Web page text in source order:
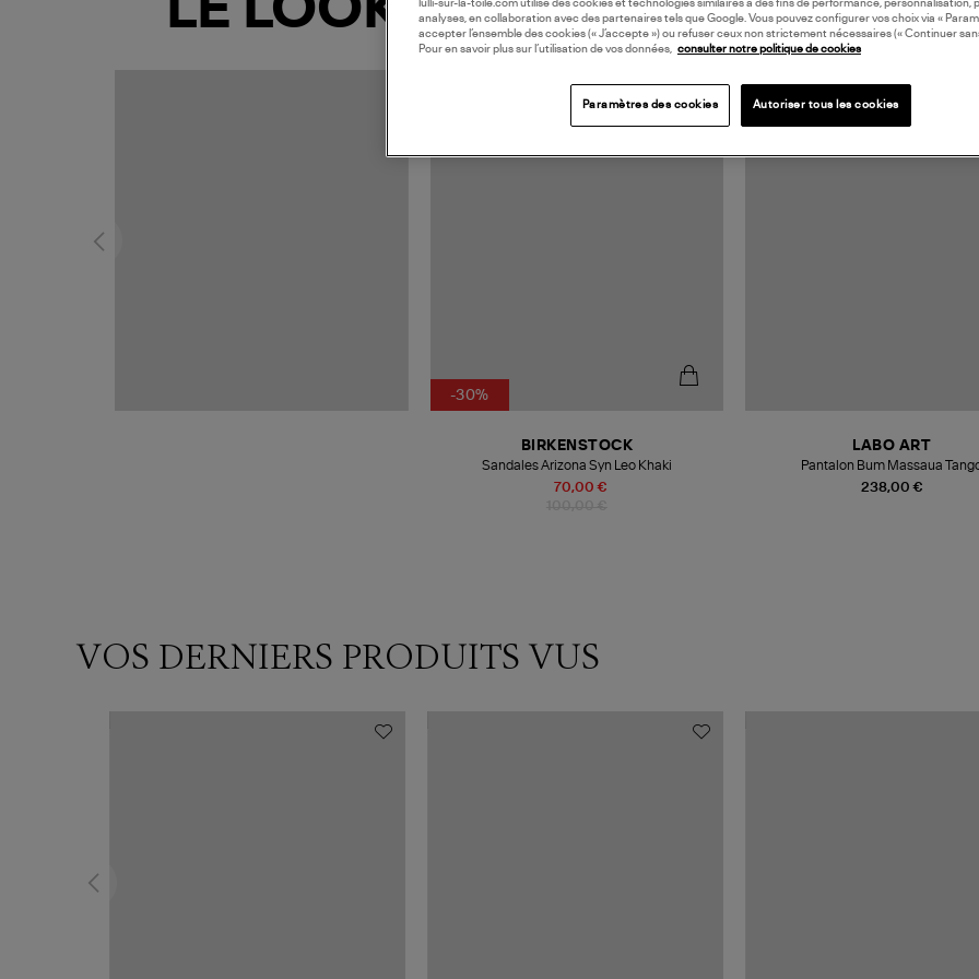
LE LOOK
-30%
70,00 €
BIRKENSTOCK
Sandales Arizona Syn Leo Khaki
238,00 €
LABO ART
Pantalon Bum Massaua
VOS DERNIERS PRODUITS VUS
lulli-sur-la-toile.com utilise des cookies et technologies similaires à des fins de performance, personnalisation,
analyses, en collaboration avec des partenaires tels que Google. Vous pouvez configurer vos choix via «
accepter l’ensemble des cookies (« J’accepte ») ou refuser ceux non strictement nécessaires (« Continuer
Pour en savoir plus sur l’utilisation de vos données,
consulter notre politique de cookies
Paramètres des cookies Autoriser tous les cookies